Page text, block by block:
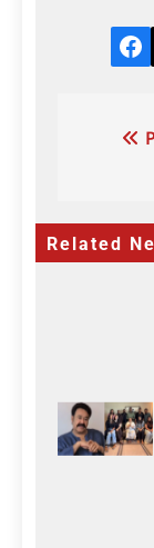
Post
Related